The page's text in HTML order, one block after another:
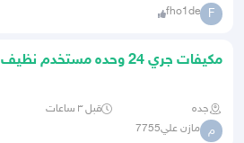
F
fho1de
مكيفات جري 24 وحده مستخدم نظيف
جده قبل ٣ ساعات
م مازن علي7755